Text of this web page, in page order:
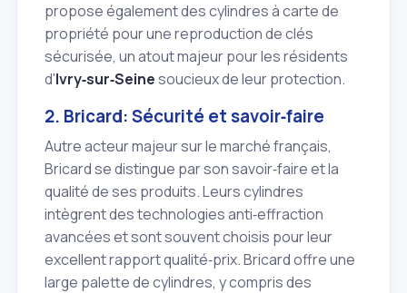
propose également des cylindres à carte de
propriété pour une reproduction de clés
sécurisée, un atout majeur pour les résidents
d'Ivry‑sur‑Seinesoucieux de leur protection.
2. Bricard: Sécurité et savoir‑faire
Autre acteur majeur sur le marché français,
Bricard se distingue par son savoir‑faire et la
qualité de ses produits. Leurs cylindres
intègrent des technologies anti‑effraction
avancées et sont souvent choisis pour leur
excellent rapport qualité‑prix. Bricard offre une
large palette de cylindres, y compris des